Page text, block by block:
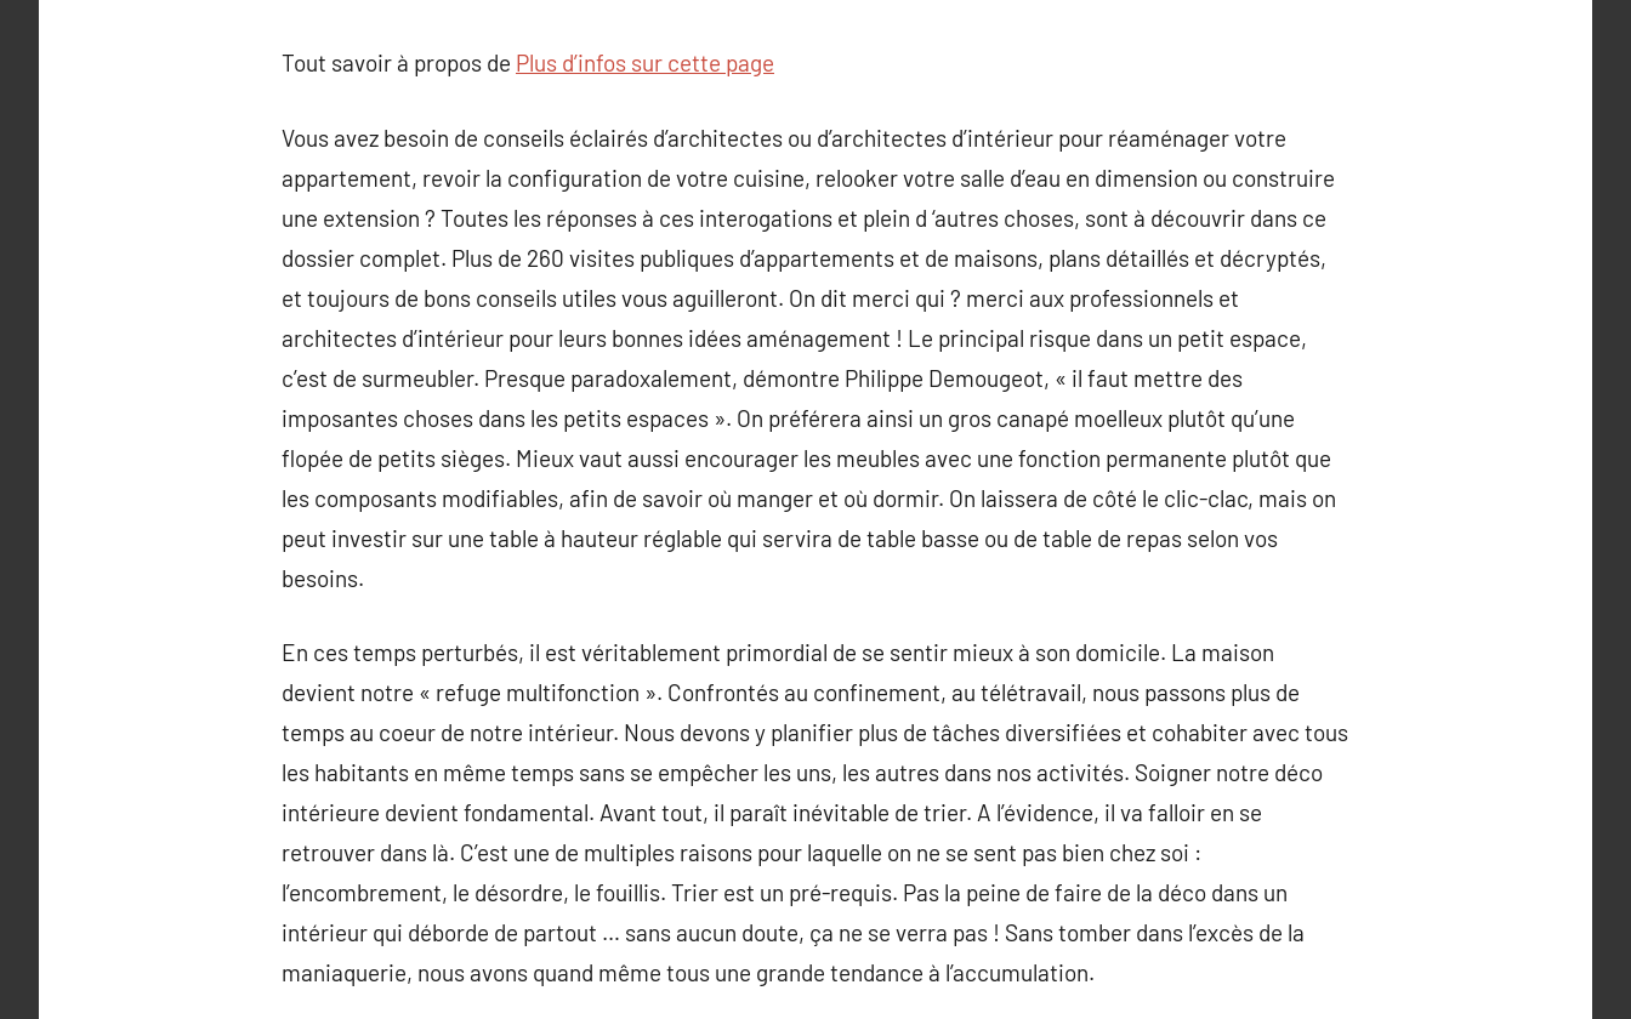
Tout savoir à propos de Plus d’infos sur cette page
Vous avez besoin de conseils éclairés d’architectes ou d’architectes d’intérieur pour réaménager votre
appartement, revoir la configuration de votre cuisine, relooker votre salle d’eau en dimension ou construire
une extension ? Toutes les réponses à ces interogations et plein d ‘autres choses, sont à découvrir dans ce
dossier complet. Plus de 260 visites publiques d’appartements et de maisons, plans détaillés et décryptés,
et toujours de bons conseils utiles vous aguilleront. On dit merci qui ? merci aux professionnels et
architectes d’intérieur pour leurs bonnes idées aménagement ! Le principal risque dans un petit espace,
c’est de surmeubler. Presque paradoxalement, démontre Philippe Demougeot, « il faut mettre des
imposantes choses dans les petits espaces ». On préférera ainsi un gros canapé moelleux plutôt qu’une
flopée de petits sièges. Mieux vaut aussi encourager les meubles avec une fonction permanente plutôt que
les composants modifiables, afin de savoir où manger et où dormir. On laissera de côté le clic-clac, mais on
peut investir sur une table à hauteur réglable qui servira de table basse ou de table de repas selon vos
besoins.
En ces temps perturbés, il est véritablement primordial de se sentir mieux à son domicile. La maison
devient notre « refuge multifonction ». Confrontés au confinement, au télétravail, nous passons plus de
temps au coeur de notre intérieur. Nous devons y planifier plus de tâches diversifiées et cohabiter avec tous
les habitants en même temps sans se empêcher les uns, les autres dans nos activités. Soigner notre déco
intérieure devient fondamental. Avant tout, il paraît inévitable de trier. A l’évidence, il va falloir en se
retrouver dans là. C’est une de multiples raisons pour laquelle on ne se sent pas bien chez soi :
l’encombrement, le désordre, le fouillis. Trier est un pré-requis. Pas la peine de faire de la déco dans un
intérieur qui déborde de partout … sans aucun doute, ça ne se verra pas ! Sans tomber dans l’excès de la
maniaquerie, nous avons quand même tous une grande tendance à l’accumulation.